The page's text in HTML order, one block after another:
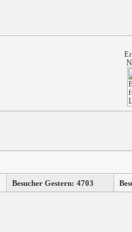
Besucher Gestern: 4703